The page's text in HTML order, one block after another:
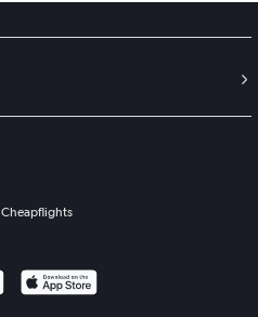
Cheapflights